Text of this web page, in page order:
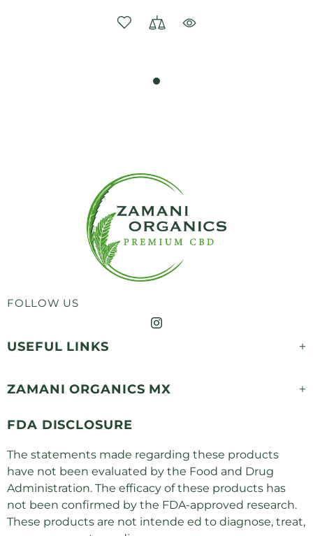
FOLLOW US
USEFUL LINKS
ZAMANI ORGANICS MX
FDA DISCLOSURE
The statements made regarding these products
have not been evaluated by the Food and Drug
Administration. The efficacy of these products has
not been confirmed by the FDA-approved research.
These products are not intende ed to diagnose, treat,